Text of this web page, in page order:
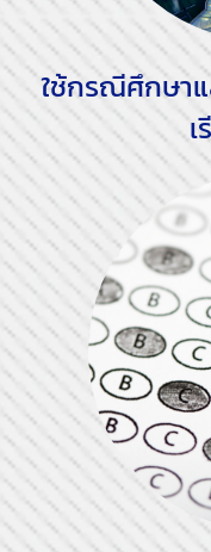
ใช้กรณีศึกษา